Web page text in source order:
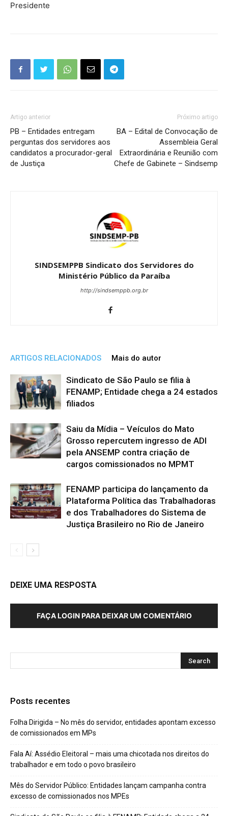
Presidente
Artigo anterior
PB – Entidades entregam
perguntas dos servidores aos
candidatos a procurador-geral
de Justiça
Próximo artigo
BA – Edital de Convocação de
Assembleia Geral
Extraordinária e Reunião com
Chefe de Gabinete – Sindsemp
SINDSEMPPB Sindicato dos Servidores do
Ministério Público da Paraíba
http://sindsemppb.org.br
ARTIGOS RELACIONADOS Mais do autor
Sindicato de São Paulo se filia à
FENAMP; Entidade chega a 24 estados
filiados
Saiu da Mídia – Veículos do Mato
Grosso repercutem ingresso de ADI
pela ANSEMP contra criação de
cargos comissionados no MPMT
FENAMP participa do lançamento da
Plataforma Política das Trabalhadoras
e dos Trabalhadores do Sistema de
Justiça Brasileiro no Rio de Janeiro
DEIXE UMA RESPOSTA
FAÇA LOGIN PARA DEIXAR UM COMENTÁRIO
Posts recentes
Folha Dirigida – No mês do servidor, entidades apontam excesso
de comissionados em MPs
Fala Aí: Assédio Eleitoral – mais uma chicotada nos direitos do
trabalhador e em todo o povo brasileiro
Mês do Servidor Público: Entidades lançam campanha contra
excesso de comissionados nos MPEs